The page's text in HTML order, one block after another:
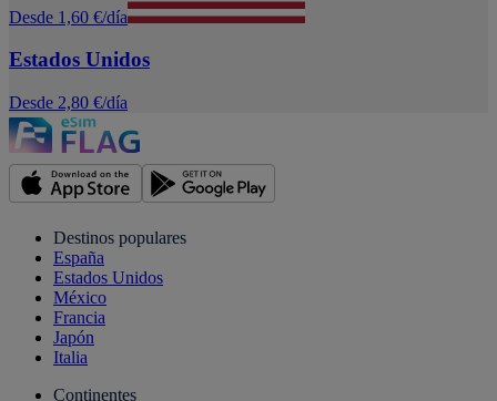
Desde 1,60 €/día
Estados Unidos
Desde 2,80 €/día
Destinos populares
España
Estados Unidos
México
Francia
Japón
Italia
Continentes